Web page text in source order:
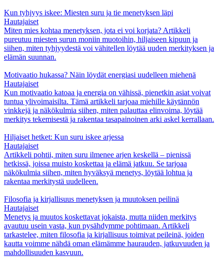
Kun tyhjyys iskee: Miesten suru ja tie menetyksen läpi
Hautajaiset
Miten mies kohtaa menetyksen, jota ei voi korjata? Artikkeli
pureutuu miesten surun moniin muotoihin, hiljaiseen kipuun ja
siihen, miten tyhjyydestä voi vähitellen löytää uuden merkityksen ja
elämän suunnan.
Motivaatio hukassa? Näin löydät energiasi uudelleen miehenä
Hautajaiset
Kun motivaatio katoaa ja energia on vähissä, pienetkin asiat voivat
tuntua ylivoimaisilta. Tämä artikkeli tarjoaa miehille käytännön
vinkkejä ja näkökulmia siihen, miten palauttaa elinvoima, löytää
merkitys tekemisestä ja rakentaa tasapainoinen arki askel kerrallaan.
Hiljaiset hetket: Kun suru iskee arjessa
Hautajaiset
Artikkeli pohtii, miten suru ilmenee arjen keskellä – pienissä
hetkissä, joissa muisto koskettaa ja elämä jatkuu. Se tarjoaa
näkökulmia siihen, miten hyväksyä menetys, löytää lohtua ja
rakentaa merkitystä uudelleen.
Filosofia ja kirjallisuus menetyksen ja muutoksen peilinä
Hautajaiset
Menetys ja muutos koskettavat jokaista, mutta niiden merkitys
avautuu usein vasta, kun pysähdymme pohtimaan. Artikkeli
tarkastelee, miten filosofia ja kirjallisuus toimivat peileinä, joiden
kautta voimme nähdä oman elämämme haurauden, jatkuvuuden ja
mahdollisuuden kasvuun.